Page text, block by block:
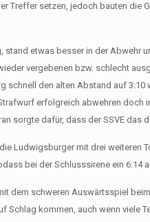
Treffer setzen, jedoch bauten die
stand etwas besser in der
vergebenen bzw. schlecht
den alten Abstand auf 3:10
erfolgreich abwehren doch
sorgte dafür, dass der SSVE
Ludwigsburger mit drei weiteren
bei der Schlusssirene ein 6:14
dem schweren Auswärtsspiel
Schlag kommen, auch wenn viele